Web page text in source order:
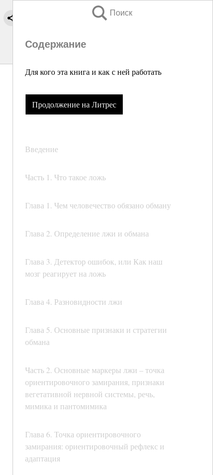
Поиск
Содержание
Для кого эта книга и как с ней работать
Продолжение на Литрес
Введение
Часть 1. Что такое ложь
Глава 1. Чем человечество обязано обману
Глава 2. Определение лжи и обмана
Глава 3. Детектор ошибок, или Как наш
мозг реагирует на ложь
Глава 4. Разновидности лжи
Глава 5. Основные признаки и стратегии
обмана
Часть 2. Основные маркеры лжи – точка
ориентировочного замирания, признаки
вегетативной нервной системы, речь,
мимика и пантомимика
Глава 6. Точка ориентировочного
замирания: ориентировочный рефлекс и
адаптация